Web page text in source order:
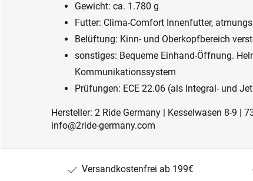
Gewicht: ca. 1.780 g
Futter: Clima-Comfort Innenfutter,
Belüftung: Kinn- und Oberkopfbereich
sonstiges: Bequeme Einhand-Öffnung.
Kommunikationssystem
Prüfungen: ECE 22.06 (als Integral- und
Hersteller: 2 Ride Germany | Kesselwasen 8-9 |
info@2ride-germany.com
Versandkostenfrei ab 199€